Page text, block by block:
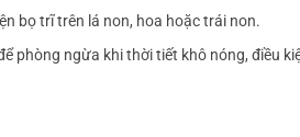
bọ trĩ trên lá non, hoa hoặc trái non.
phòng ngừa khi thời tiết khô nóng, điều